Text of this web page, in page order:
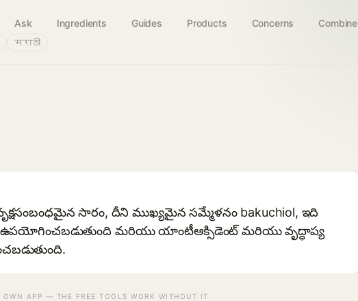
Ask Ingredients Guides Products Concerns Combine
मराठी
సారం, దీని ముఖ్యమైన సమ్మేళనం bakuchiol, ఇది
మరియు యాంటీఆక్సిడెంట్ మరియు వృద్ధాప్య
OWN APP — THE FREE TOOLS WORK WITHOUT IT